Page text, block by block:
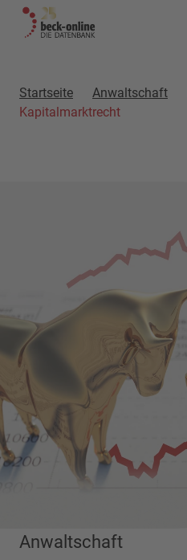
Startseite Anwaltschaft
Kapitalmarktrecht
Anwaltschaft